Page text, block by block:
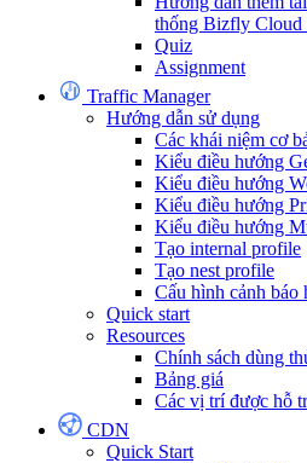
thống Bizfly Cloud
Quiz
Assignment
Traffic Manager
Hướng dẫn sử dụng
Các khái niệm cơ
Kiểu điều hướng
Kiểu điều hướng
Kiểu điều hướng
Kiểu điều hướng
Tạo internal profile
Tạo nest profile
Cấu hình cảnh báo
Quick start
Resources
Chính sách dùng
Bảng giá
Các vị trí được hỗ
CDN
Quick Start